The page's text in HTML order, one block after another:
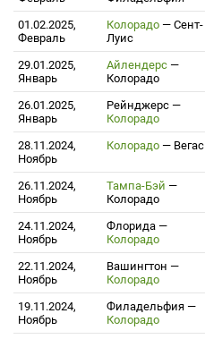
01.02.2025,
Февраль
Колорадо — Сент-
Луис
29.01.2025,
Январь
Айлендерс —
Колорадо
26.01.2025,
Январь
Рейнджерс —
Колорадо
28.11.2024,
Ноябрь
Колорадо — Вегас
26.11.2024,
Ноябрь
Тампа-Бэй —
Колорадо
24.11.2024,
Ноябрь
Флорида —
Колорадо
22.11.2024,
Ноябрь
Вашингтон —
Колорадо
19.11.2024,
Ноябрь
Филадельфия —
Колорадо